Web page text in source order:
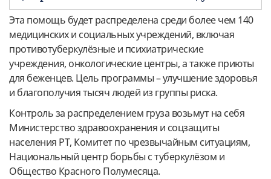
Эта помощь будет распределена среди более чем 140
медицинских и социальных учреждений, включая
противотуберкулёзные и психиатрические
учреждения, онкологические центры, а также приюты
для беженцев. Цель программы – улучшение здоровья
и благополучия тысяч людей из группы риска.
Контроль за распределением груза возьмут на себя
Министерство здравоохранения и соцзащиты
населения РТ, Комитет по чрезвычайным ситуациям,
Национальный центр борьбы с туберкулёзом и
Общество Красного Полумесяца.